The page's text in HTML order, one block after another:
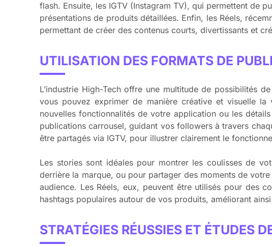
flash. Ensuite, les IGTV (Instagram TV), qui permettent de
présentations de produits détaillées. Enfin, les Réels,
permettant de créer des contenus courts, divertissants et
UTILISATION DES FORMATS DE
L’industrie High-Tech offre une multitude de possibilités
vous pouvez exprimer de manière créative et visuelle
nouvelles fonctionnalités de votre application ou les
publications carrousel, guidant vos followers à travers
être partagés via IGTV, pour illustrer clairement le
Les stories sont idéales pour montrer les coulisses de
derrière la marque, ou pour partager des moments de
audience. Les Réels, eux, peuvent être utilisés pour des
hashtags populaires autour de vos produits, améliorant
STRATÉGIES RÉUSSIES ET ÉTUDES